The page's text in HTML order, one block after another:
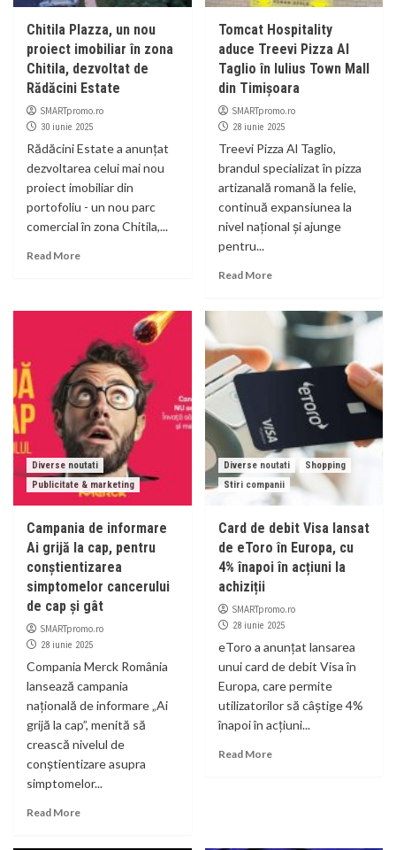
Chitila Plazza, un nou
proiect imobiliar în zona
Chitila, dezvoltat de
Rădăcini Estate
SMARTpromo.ro
30 iunie 2025
Rădăcini Estate a anunțat
dezvoltarea celui mai nou
proiect imobiliar din
portofoliu - un nou parc
comercial în zona Chitila,...
Read More
Tomcat Hospitality
aduce Treevi Pizza Al
Taglio în Iulius Town Mall
din Timișoara
SMARTpromo.ro
28 iunie 2025
Treevi Pizza Al Taglio,
brandul specializat în pizza
artizanală romană la felie,
continuă expansiunea la
nivel național și ajunge
pentru...
Read More
Diverse noutati
Publicitate & marketing
Campania de informare
Ai grijă la cap, pentru
conștientizarea
simptomelor cancerului
de cap și gât
SMARTpromo.ro
28 iunie 2025
Compania Merck România
lansează campania
națională de informare „Ai
grijă la cap”, menită să
crească nivelul de
conștientizare asupra
simptomelor...
Read More
Diverse noutati
Shopping
Stiri companii
Card de debit Visa lansat
de eToro în Europa, cu
4% înapoi în acțiuni la
achiziții
SMARTpromo.ro
28 iunie 2025
eToro a anunțat lansarea
unui card de debit Visa în
Europa, care permite
utilizatorilor să câștige 4%
înapoi în acțiuni...
Read More